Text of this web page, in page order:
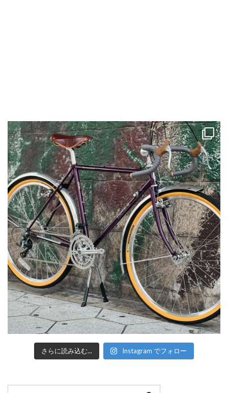
さらに読み込む... Instagram でフォロー